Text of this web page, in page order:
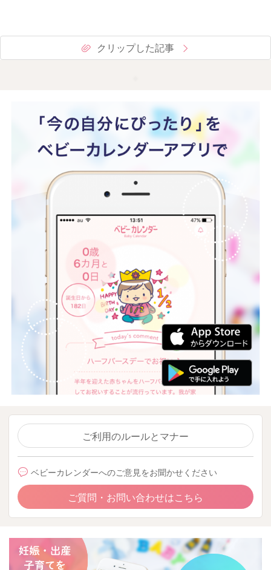
クリップした記事
ご利用のルールとマナー
ベビーカレンダーへのご意見をお聞かせください
ご質問・お問い合わせはこちら